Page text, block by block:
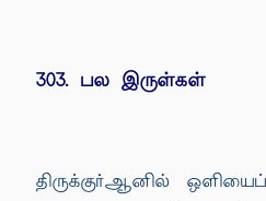
303. பல இருள்கள்
திருக்குர்ஆனில்